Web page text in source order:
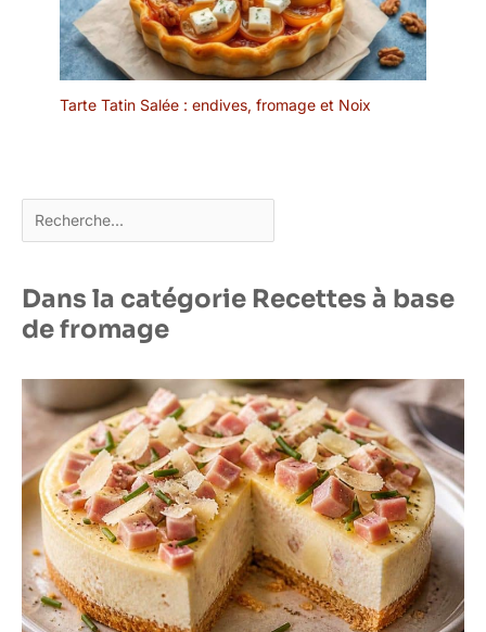
promettons que nous ne
laisserons pas notre
client subir de pertes.
Tarte Tatin Salée : endives, fromage et Noix
Rechercher
Dans la catégorie Recettes à base
de fromage